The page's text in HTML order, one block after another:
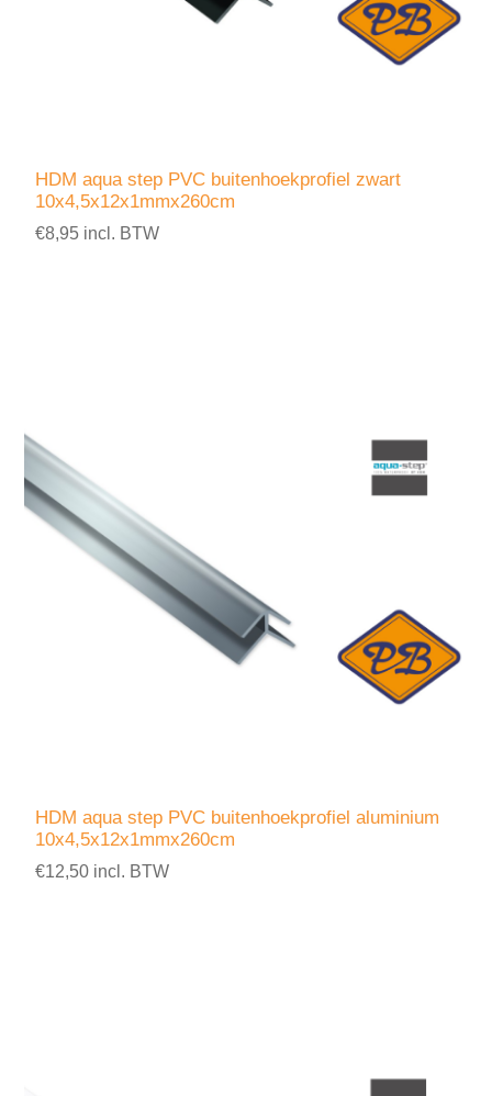
HDM aqua step PVC buitenhoekprofiel zwart
10x4,5x12x1mmx260cm
€8,95 incl. BTW
HDM aqua step PVC buitenhoekprofiel aluminium
10x4,5x12x1mmx260cm
€12,50 incl. BTW